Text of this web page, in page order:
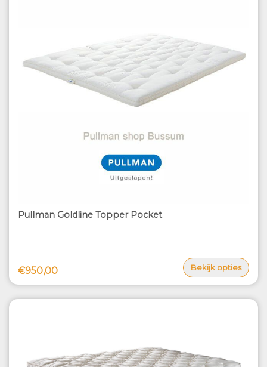
Pullman Goldline Topper Pocket
€950,00 Bekijk opties